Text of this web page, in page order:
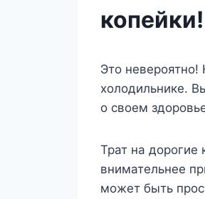
копейки!
Это невероятно!
холодильнике.
о своем
Трат на дорогие
внимательнее
может быть